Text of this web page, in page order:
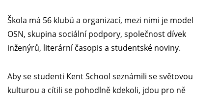
Škola má 56 klubů a organizací, mezi nimi je model
OSN, skupina sociální podpory, společnost dívek
inženýrů, literární časopis a studentské noviny.
Aby se studenti Kent School seznámili se světovou
kulturou a cítili se pohodlně kdekoli, jdou pro ně